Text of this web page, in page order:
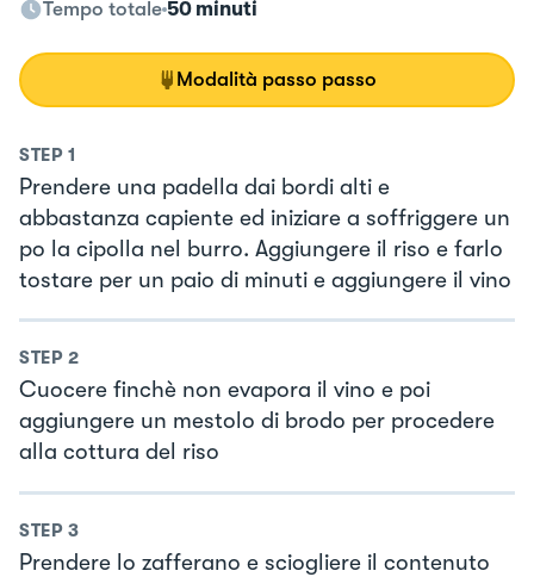
Tempo totale 50 minuti
Modalità passo passo
STEP 1
Prendere una padella dai bordi alti e
abbastanza capiente ed iniziare a soffriggere un
po la cipolla nel burro. Aggiungere il riso e farlo
tostare per un paio di minuti e aggiungere il vino
STEP 2
Cuocere finchè non evapora il vino e poi
aggiungere un mestolo di brodo per procedere
alla cottura del riso
STEP 3
Prendere lo zafferano e sciogliere il contenuto